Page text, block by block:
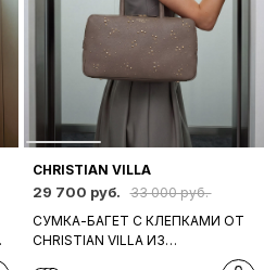
CHRISTIAN VILLA
29 700 руб.
33 000 руб.
СУМКА-БАГЕТ С КЛЕПКАМИ ОТ
CHRISTIAN VILLA ИЗ